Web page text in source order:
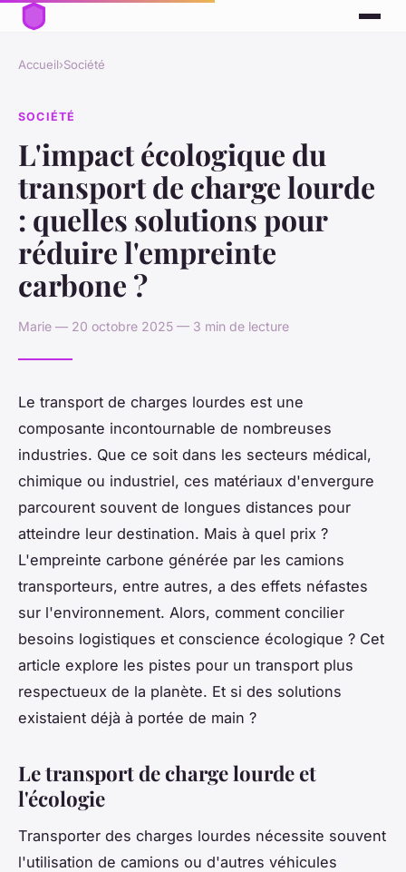
Accueil›Société
SOCIÉTÉ
L'impact écologique du
transport de charge lourde
: quelles solutions pour
réduire l'empreinte
carbone ?
Marie — 20 octobre 2025 — 3 min de lecture
Le transport de charges lourdes est une
composante incontournable de nombreuses
industries. Que ce soit dans les secteurs médical,
chimique ou industriel, ces matériaux d'envergure
parcourent souvent de longues distances pour
atteindre leur destination. Mais à quel prix ?
L'empreinte carbone générée par les camions
transporteurs, entre autres, a des effets néfastes
sur l'environnement. Alors, comment concilier
besoins logistiques et conscience écologique ? Cet
article explore les pistes pour un transport plus
respectueux de la planète. Et si des solutions
existaient déjà à portée de main ?
Le transport de charge lourde et
l'écologie
Transporter des charges lourdes nécessite souvent
l'utilisation de camions ou d'autres véhicules